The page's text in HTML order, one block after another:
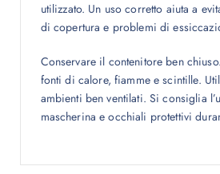
utilizzato. Un uso corretto aiuta a
di copertura e problemi di
Conservare il contenitore ben
fonti di calore, fiamme e scintille.
ambienti ben ventilati. Si consiglia
mascherina e occhiali protettivi